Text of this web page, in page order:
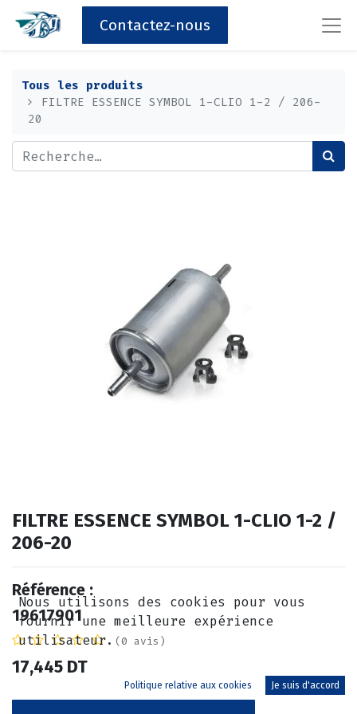
Contactez-nous
Tous les produits
FILTRE ESSENCE SYMBOL 1-CLIO 1-2 / 206-
20
FILTRE ESSENCE SYMBOL 1-CLIO 1-2 /
206-20
Référence :
19617901
(0 avis)
17,445 DT
Nous utilisons des cookies pour vous
fournir une meilleure expérience
utilisateur.
Politique relative aux cookies Je suis d'accord